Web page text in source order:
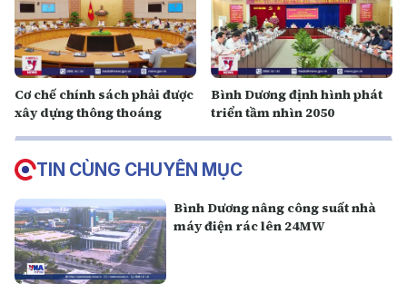
Cơ chế chính sách phải được
xây dựng thông thoáng
Bình Dương định hình phát
triển tầm nhìn 2050
TIN CÙNG CHUYÊN MỤC
Bình Dương nâng công suất nhà
máy điện rác lên 24MW